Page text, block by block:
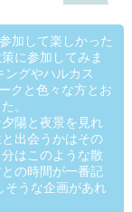
加して楽しかった
に参加してみま
ングやハルカス
クと色々な方とお
。
陽と夜景を見れ
出会うかはその
はこのような散
の時間が一番記
そうな企画があれ